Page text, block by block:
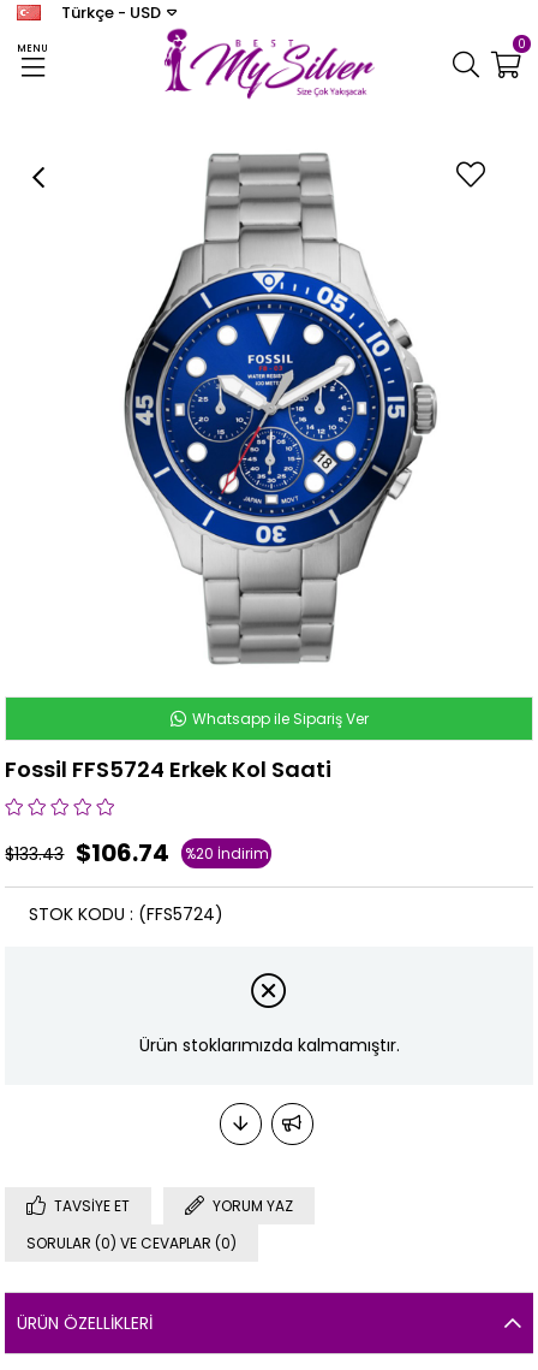
MENU
Türkçe - USD
0
FOSSİL Fosil Erkek Fossil FFS5724 Erkek Kol Saati
Whatsapp ile Sipariş Ver
Fossil FFS5724 Erkek Kol Saati
$133.43 $106.74 %20 İndirim
(FFS5724)
STOK KODU
Ürün stoklarımızda kalmamıştır.
TAVSIYE ET
YORUM YAZ
SORULAR (0) VE CEVAPLAR (0)
ÜRÜN ÖZELLIKLERI